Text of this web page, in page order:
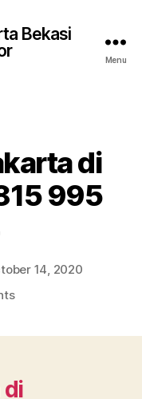
Bekasi
Menu
di
995
14, 2020
on
Munjul
di